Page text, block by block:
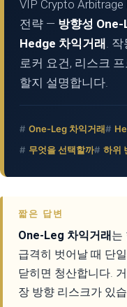
VIP Crypto
전략 — 방향성 One-
Hedge 차익거래 . 작
로커 요건, 리스크
할지 설명합니다.
One-Leg 차익거래
무엇을 선택할까
하위
짧은 답변
One-Leg 차익거래는
급격히 벗어날 때 단
닫히면 청산합니다.
장 방향 리스크가 있